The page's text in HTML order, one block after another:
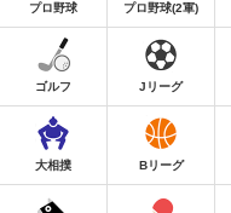
プロ野球 プロ野球(2軍)
ゴルフ Jリーグ
大相撲 Bリーグ